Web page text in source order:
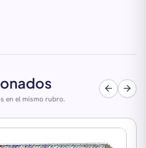
en el mismo rubro.
arrow_back arrow_forward